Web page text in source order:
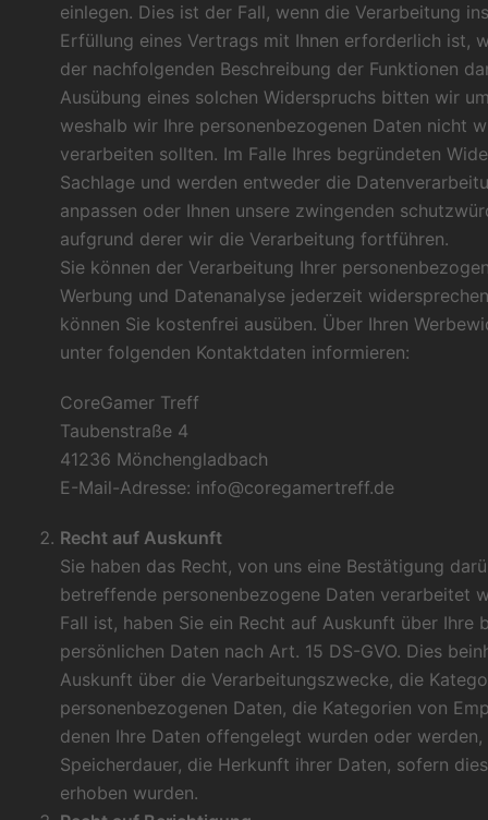
einlegen. Dies ist der Fall, wenn die Verarbeitung
Erfüllung eines Vertrags mit Ihnen erforderlich ist,
der nachfolgenden Beschreibung der Funktionen
Ausübung eines solchen Widerspruchs bitten wir
weshalb wir Ihre personenbezogenen Daten nicht
verarbeiten sollten. Im Falle Ihres begründeten
Sachlage und werden entweder die
anpassen oder Ihnen unsere zwingenden
aufgrund derer wir die Verarbeitung fortführen.
Sie können der Verarbeitung Ihrer
Werbung und Datenanalyse jederzeit
können Sie kostenfrei ausüben. Über Ihren
unter folgenden Kontaktdaten informieren:
CoreGamer Treff
Taubenstraße 4
41236 Mönchengladbach
E-Mail-Adresse: info@coregamertreff.de
Recht auf Auskunft
Sie haben das Recht, von uns eine Bestätigung
betreffende personenbezogene Daten verarbeitet
Fall ist, haben Sie ein Recht auf Auskunft über Ihre
persönlichen Daten nach Art. 15 DS-GVO. Dies
Auskunft über die Verarbeitungszwecke, die
personenbezogenen Daten, die Kategorien von
denen Ihre Daten offengelegt wurden oder
Speicherdauer, die Herkunft ihrer Daten, sofern
erhoben wurden.